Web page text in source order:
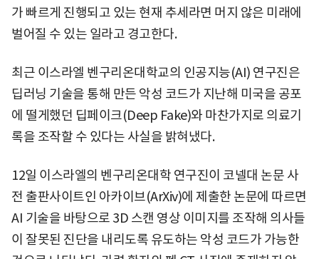
가 빠르게 진행되고 있는 현재 추세라면 머지 않은 미래에
벌어질 수 있는 일라고 경고한다.
최근 이스라엘 벤구리온대학교의 인공지능(AI) 연구진은
딥러닝 기술을 통해 만든 악성 코드가 지난해 미국을 공포
에 떨게했던 딥페이크(Deep Fake)와 마찬가지로 의료기
록을 조작할 수 있다는 사실을 밝혀냈다.
12일 이스라엘의 벤구리온대학 연구진이 코넬대 논문 사
전 출판사이트인 아카이브(ArXiv)에 제출한 논문에 따르면
AI 기술을 바탕으로 3D 스캔 영상 이미지를 조작해 의사들
이 잘못된 진단을 내리도록 유도하는 악성 코드가 가능한